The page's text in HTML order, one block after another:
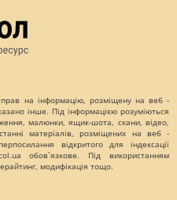
на інформацію, розміщену на веб -
інше. Під інформацією розуміються
малюнки, ящик-шота, скани, відео,
матеріалів, розміщених на веб -
відкритого для індексації
обов`язкове. Під використанням
модифікація тощо.